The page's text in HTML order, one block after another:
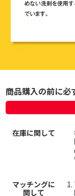
商品購入の前に必
在庫に関して
マッチングに
関して